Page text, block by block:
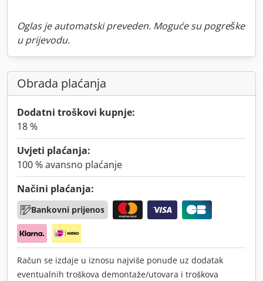
Oglas je automatski preveden. Moguće su pogreške
u prijevodu.
Obrada plaćanja
Dodatni troškovi kupnje:
18 %
Uvjeti plaćanja:
100 % avansno plaćanje
Načini plaćanja:
Bankovni prijenos
Račun se izdaje u iznosu najviše ponude uz dodatak
eventualnih troškova demontaže/utovara i troškova